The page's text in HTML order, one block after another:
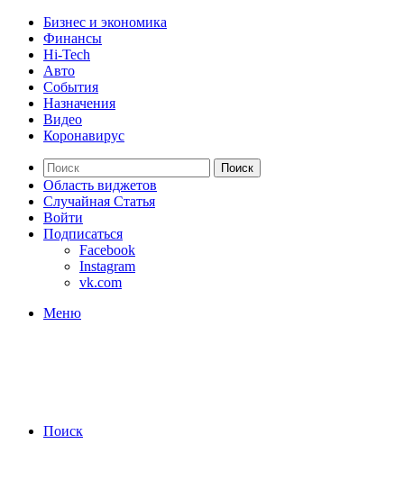
Бизнес и экономика
Финансы
Hi-Tech
Авто
События
Назначения
Видео
Коронавирус
Поиск
Область виджетов
Случайная Статья
Войти
Подписаться
Facebook
Instagram
vk.com
Меню
Поиск